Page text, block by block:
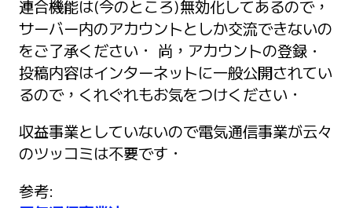
連合機能は(今のところ)無効化してあるので，
サーバー内のアカウントとしか交流できないの
をご了承ください． 尚，アカウントの登録・
投稿内容はインターネットに一般公開されてい
るので，くれぐれもお気をつけください．
収益事業としていないので電気通信事業が云々
のツッコミは不要です．
参考: